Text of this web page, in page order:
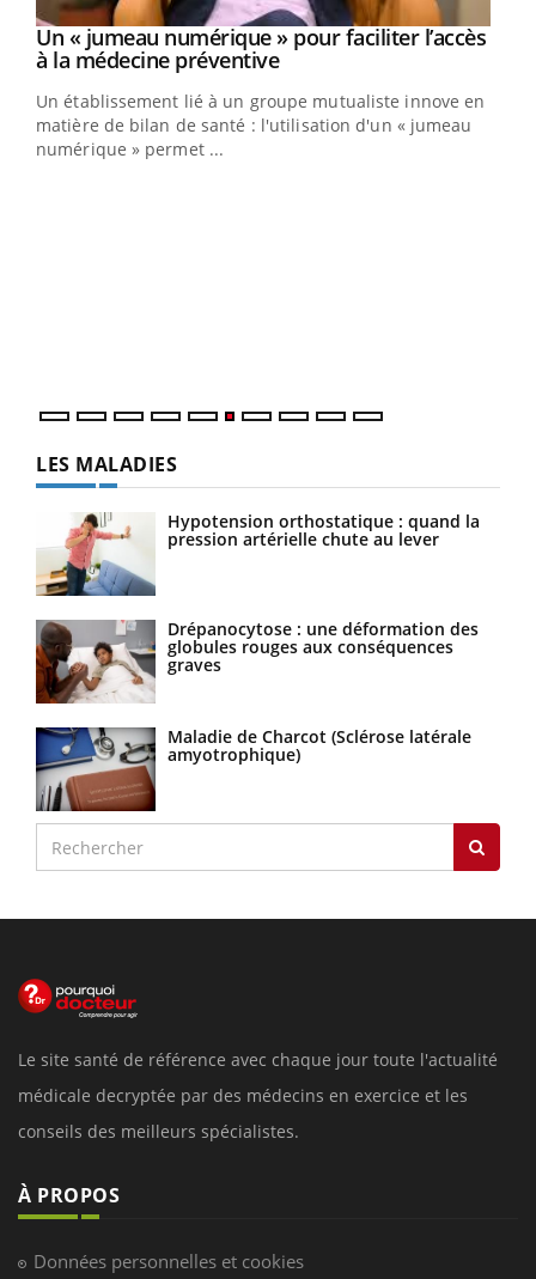
Youtube
Un « jumeau numérique » pour faciliter l’accès
à la médecine préventiveYoutube
Un établissement lié à un groupe mutualiste innove en
matière de bilan de santé : l'utilisation d'un « jumeau
numérique » permet ...
Youtube
COUP DE FOOD sur le diabèteYoutube
Coup de food sur le diabète, c'est votre nouveau rendez-
vous culinaire qui bouscule les idées reçues ! Dans cet
épisode, une ...
LES MALADIES
Hypotension orthostatique : quand la
pression artérielle chute au lever
Drépanocytose : une déformation des
globules rouges aux conséquences
graves
Maladie de Charcot (Sclérose latérale
amyotrophique)
Le site santé de référence avec chaque jour toute l'actualité
médicale decryptée par des médecins en exercice et les
conseils des meilleurs spécialistes.
À PROPOS
Données personnelles et cookies